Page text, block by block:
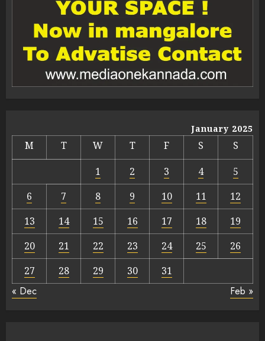
January 2025
M T W T F S
S
1
2 3 4
5
6
7 8 9 10 11
12
13
14 15 16 17 18
19
20
21 22 23 24 25
26
27
28 29 30 31
« Dec Feb »